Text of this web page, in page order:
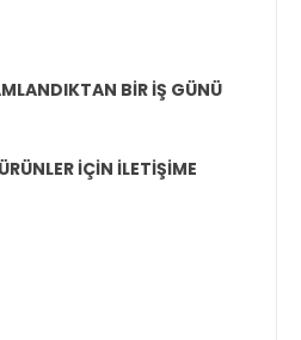
BİR İŞ GÜNÜ
İÇİN İLETİŞİME